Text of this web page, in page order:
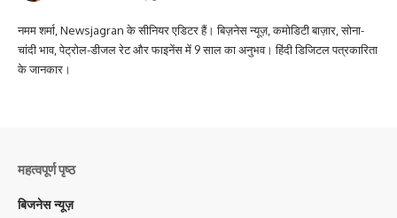
नमम शर्मा, Newsjagran के सीनियर एडिटर हैं। बिज़नेस न्यूज़, कमोडिटी बाज़ार, सोना-
चांदी भाव, पेट्रोल-डीजल रेट और फाइनेंस में 9 साल का अनुभव। हिंदी डिजिटल पत्रकारिता
के जानकार।
महत्वपूर्ण पृष्ठ
बिजनेस न्यूज़